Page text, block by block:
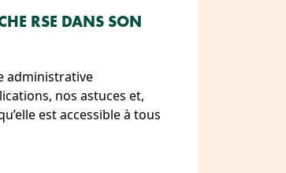
RSE DANS SON
administrative
nos astuces et,
est accessible à tous